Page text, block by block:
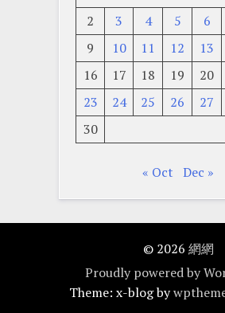
2
3 4 5 6
9
10 11 12 13
16
17 18 19 20
23
24 25 26 27
30
« Oct Dec »
© 2026 網網
Proudly powered by
Theme: x-blog by